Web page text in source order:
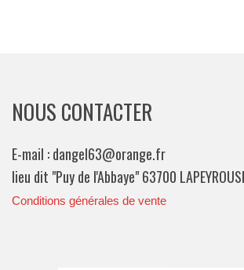
NOUS CONTACTER
E-mail : dangel63@orange.fr
lieu dit "Puy de l'Abbaye" 63700
Conditions générales de vente